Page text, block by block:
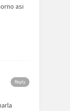
asi
Reply